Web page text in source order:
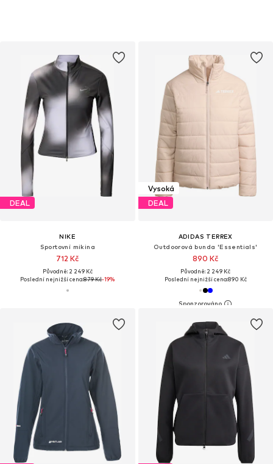
DEAL
NIKE
Sportovní mikina
712 Kč
Původně: 2 249 Kč
Poslední nejnižší cena:879 Kč-19%
Vysoká
DEAL
ADIDAS TERREX
Outdoorová bunda 'Essentials'
890 Kč
Původně: 2 249 Kč
Poslední nejnižší cena:890 Kč